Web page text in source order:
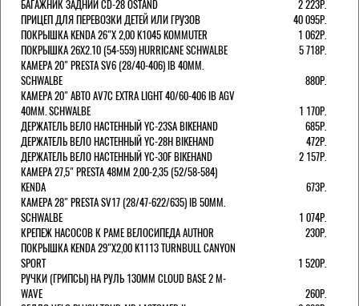
БАГАЖНИК ЗАДНИЙ CD-28 OSTAND
2 223Р.
ПРИЦЕП ДЛЯ ПЕРЕВОЗКИ ДЕТЕЙ ИЛИ ГРУЗОВ
40 095Р.
ПОКРЫШКА KENDA 26"Х 2,00 K1045 KOMMUTER
1 062Р.
ПОКРЫШКА 26X2.10 (54-559) HURRICANE SCHWALBE
5 718Р.
КАМЕРА 20" PRESTA SV6 (28/40-406) IB 40MM.
SCHWALBE
880Р.
КАМЕРА 20" АВТО AV7C EXTRA LIGHT 40/60-406 IB AGV
40MM. SCHWALBE
1 170Р.
ДЕРЖАТЕЛЬ ВЕЛО НАСТЕННЫЙ YC-23SA BIKEHAND
685Р.
ДЕРЖАТЕЛЬ ВЕЛО НАСТЕННЫЙ YC-28H BIKEHAND
472Р.
ДЕРЖАТЕЛЬ ВЕЛО НАСТЕННЫЙ YC-30F BIKEHAND
2 157Р.
КАМЕРА 27,5" PRESTA 48ММ 2,00-2,35 (52/58-584)
KENDA
673Р.
КАМЕРА 28" PRESTA SV17 (28/47-622/635) IB 50MM.
SCHWALBE
1 074Р.
КРЕПЕЖ НАСОСОВ К РАМЕ ВЕЛОСИПЕДА AUTHOR
230Р.
ПОКРЫШКА KENDA 29"Х2,00 K1113 TURNBULL CANYON
SPORT
1 520Р.
РУЧКИ (ГРИПСЫ) НА РУЛЬ 130ММ CLOUD BASE 2 M-
WAVE
260Р.